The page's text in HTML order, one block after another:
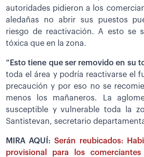
autoridades pidieron a los
aledañas no abrir sus puestos
riesgo de reactivación. A esto se
tóxica que en la zona.
“Esto tiene que ser removido en su
toda el área y podría reactivarse el
precaución y por eso no se
menos los mañaneros. La
susceptible y vulnerable toda la
Santistevan, secretario
MIRA AQUÍ:Serán reubicados:
provisional para los